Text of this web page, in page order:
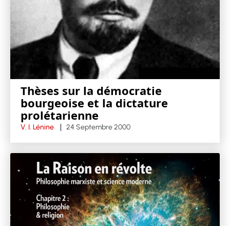
Thèses sur la démocratie
bourgeoise et la dictature
prolétarienne
V. I. Lénine 24 Septembre 2000